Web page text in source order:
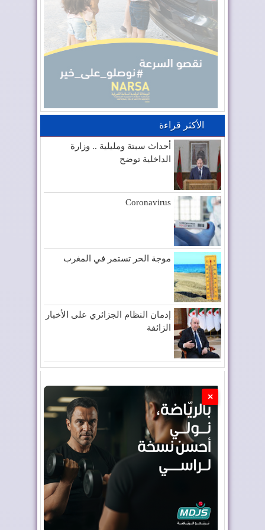
الأكثر قراءة
أحداث سبتة ومليلية .. وزارة
الداخلية توضح
Coronavirus
موجة الحر تستمر في المغرب
إدمان النظام الجزائري على الأخبار
الزائفة
×